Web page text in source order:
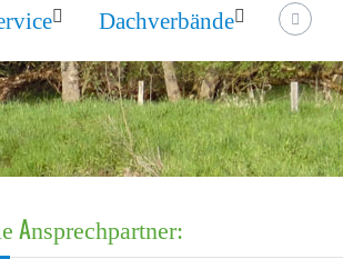
Dachverbände
Ansprechpartner: